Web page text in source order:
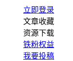
立即登录
文章收藏
资源下载
铁粉权益
我要投稿